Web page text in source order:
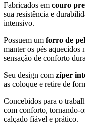
Fabricados em couro
sua resistência e
intensivo.
Possuem um forro de
manter os pés aquecidos
sensação de conforto
Seu design com zíper
as coloque e retire de
Concebidos para o
com conforto, tornando-
calçado fiável e prático.